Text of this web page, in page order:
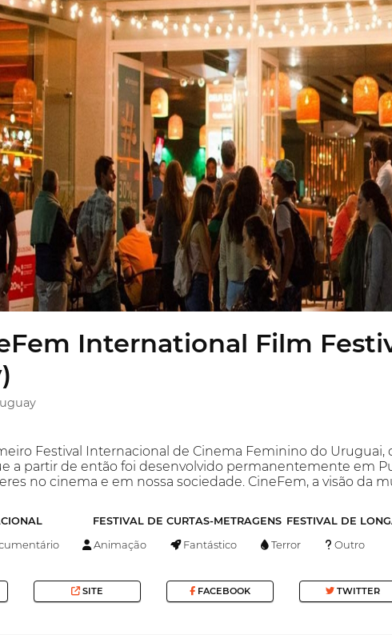
International Film
Festival Internacional de Cinema Feminino do
a partir de então foi desenvolvido permanentemente em
no cinema e em nossa sociedade. CineFem, a visão da
FESTIVAL DE CURTAS-METRAGENS FESTIVAL DE
Animação Fantástico Terror Outro
SITE FACEBOOK TWITTER